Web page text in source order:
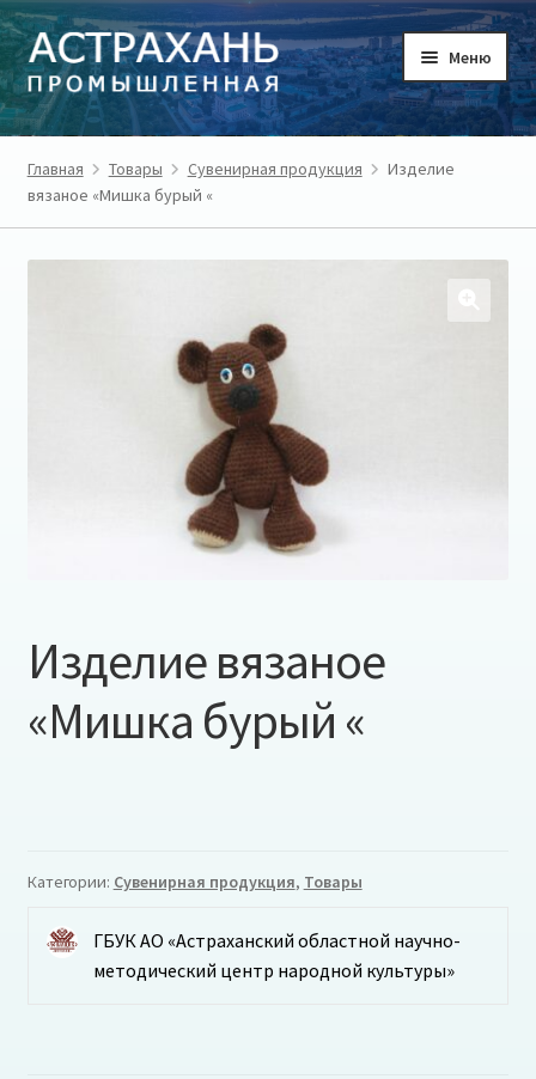
Перейти
к
навигации
Перейти
к
содержимому
Меню
ГЛАВНАЯ
ТОВАРЫ
ТОВАРОПРОИЗВОДИТЕЛИ
ЛИЧНЫЙ КАБИНЕТ
Главная Товары Сувенирная продукция
Изделие
вязаное «Мишка бурый «
Изделие вязаное
«Мишка бурый «
Категории: Сувенирная продукция, Товары
ГБУК АО «Астраханский областной научно-
методический центр народной культуры»